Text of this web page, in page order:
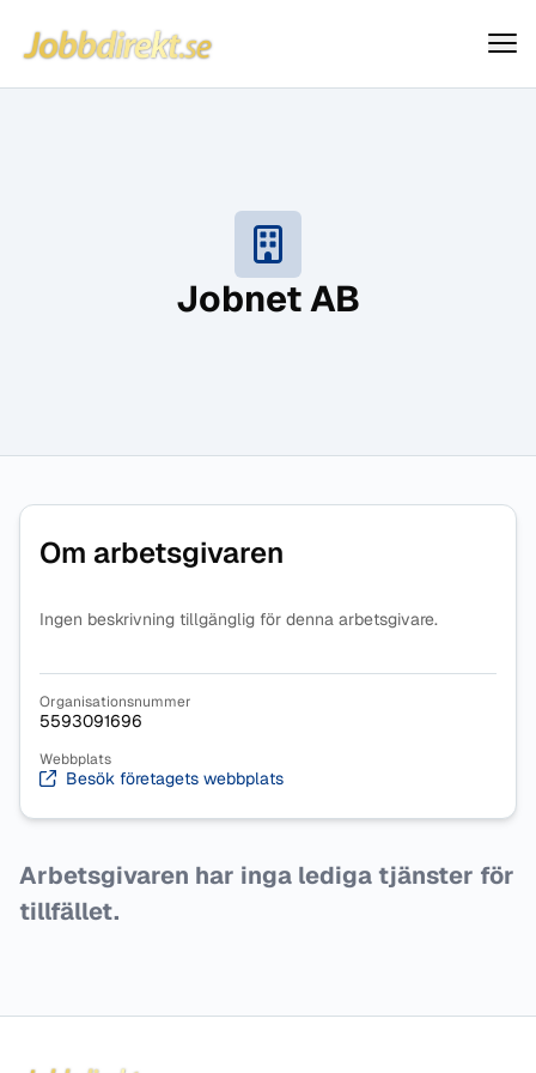
Hoppa till innehåll
Jobbdirekt
Jobnet AB
Om arbetsgivaren
Ingen beskrivning tillgänglig för denna arbetsgivare.
Organisationsnummer
5593091696
Webbplats
Besök företagets webbplats
Arbetsgivaren har inga lediga tjänster för
tillfället.